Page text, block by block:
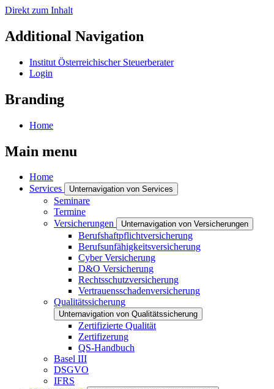
Direkt zum Inhalt
Additional Navigation
Institut Österreichischer Steuerberater
Login
Branding
Home
Main menu
Home
Services
Unternavigation von Services
Seminare
Termine
Versicherungen
Unternavigation von Versicherungen
Berufshaftpflichtversicherung
Berufsunfähigkeitsversicherung
Cyber Versicherung
D&O Versicherung
Rechtsschutzversicherung
Vertrauensschadenversicherung
Qualitätssicherung
Unternavigation von Qualitätssicherung
Zertifizierte Qualität
Zertifizerung
QS-Handbuch
Basel III
DSGVO
IFRS